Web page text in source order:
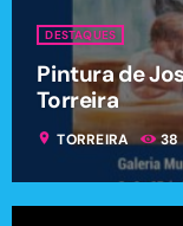
DESTAQUES
Pintura de
Torreira
location_on TORREIRA 38